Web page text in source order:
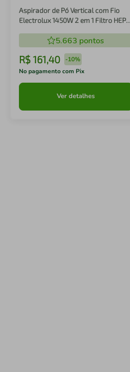
Aspirador de Pó Vertical com Fio
Electrolux 1450W 2 em 1 Filtro HEPA
5.663 pontos
R$ 161,40 -10%
No pagamento com Pix
Ver detalhes